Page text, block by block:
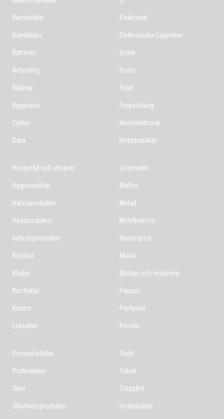
Barnartiklar
Barnkläder
Batterier
Belysning
Bildelar
Byggvaror
Cyklar
Data
Elektronik
Elektroniska Cigaretter
Erotik
Frisör
Fritid
Förpackning
Hemelektronik
Hobbyartiklar
Husgeråd och vitvaror
Hygienartiklar
Hälsoprodukter
Hästprodukter
Industriprodukter
Klockor
Kläder
Konfektyr
Kontor
Leksaker
Livsmedel
Mattor
Metall
Mobiltelefon
Motorsport
Musik
Möbler och inredning
Papper
Parfymer
Porslin
Presentartiklar
Profilreklam
Skor
Skönhetsprodukter
Textil
Tobak
Trädgård
Underkläder